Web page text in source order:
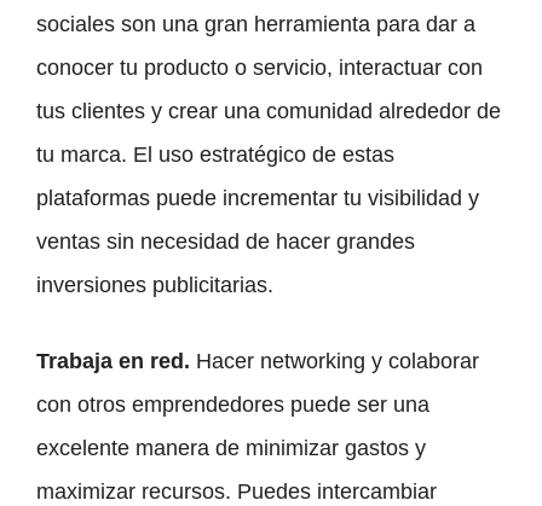
sociales son una gran herramienta para dar a
conocer tu producto o servicio, interactuar con
tus clientes y crear una comunidad alrededor de
tu marca. El uso estratégico de estas
plataformas puede incrementar tu visibilidad y
ventas sin necesidad de hacer grandes
inversiones publicitarias.
Trabaja en red. Hacer networking y colaborar
con otros emprendedores puede ser una
excelente manera de minimizar gastos y
maximizar recursos. Puedes intercambiar